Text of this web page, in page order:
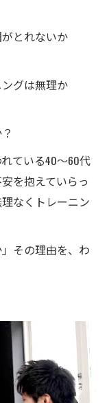
とれないか
グは無理か
ている40〜60代
を抱えていらっ
なくトレーニン
その理由を、わ